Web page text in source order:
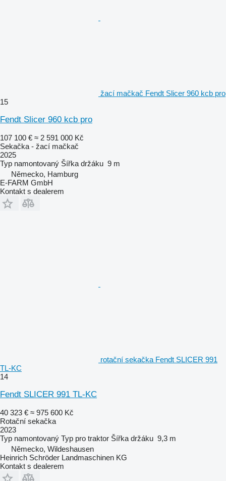
žací mačkač Fendt Slicer 960 kcb pro
15
Fendt Slicer 960 kcb pro
107 100 € ≈ 2 591 000 Kč
Sekačka - žací mačkač
2025
Typ namontovaný Šířka držáku 9 m
Německo, Hamburg
E-FARM GmbH
Kontakt s dealerem
rotační sekačka Fendt SLICER 991
TL-KC
14
Fendt SLICER 991 TL-KC
40 323 € ≈ 975 600 Kč
Rotační sekačka
2023
Typ namontovaný Typ pro traktor Šířka držáku 9,3 m
Německo, Wildeshausen
Heinrich Schröder Landmaschinen KG
Kontakt s dealerem